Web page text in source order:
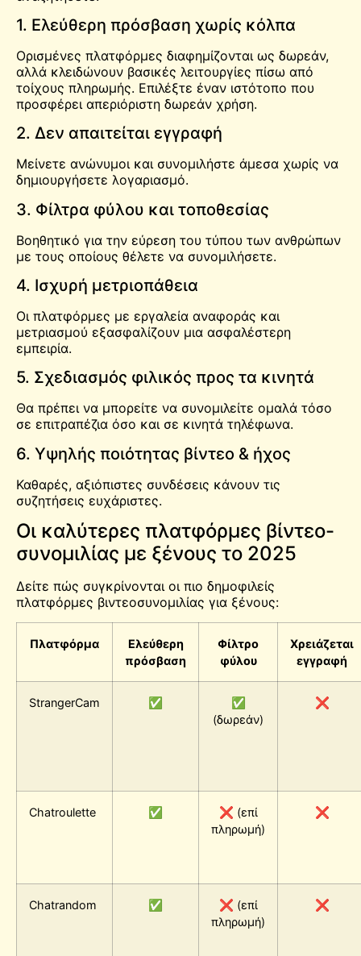
1. Ελεύθερη πρόσβαση χωρίς κόλπα
Ορισμένες πλατφόρμες διαφημίζονται ως δωρεάν,
αλλά κλειδώνουν βασικές λειτουργίες πίσω από
τοίχους πληρωμής. Επιλέξτε έναν ιστότοπο που
προσφέρει απεριόριστη δωρεάν χρήση.
2. Δεν απαιτείται εγγραφή
Μείνετε ανώνυμοι και συνομιλήστε άμεσα χωρίς να
δημιουργήσετε λογαριασμό.
3. Φίλτρα φύλου και τοποθεσίας
Βοηθητικό για την εύρεση του τύπου των ανθρώπων
με τους οποίους θέλετε να συνομιλήσετε.
4. Ισχυρή μετριοπάθεια
Οι πλατφόρμες με εργαλεία αναφοράς και
μετριασμού εξασφαλίζουν μια ασφαλέστερη
εμπειρία.
5. Σχεδιασμός φιλικός προς τα κινητά
Θα πρέπει να μπορείτε να συνομιλείτε ομαλά τόσο
σε επιτραπέζια όσο και σε κινητά τηλέφωνα.
6. Υψηλής ποιότητας βίντεο & ήχος
Καθαρές, αξιόπιστες συνδέσεις κάνουν τις
συζητήσεις ευχάριστες.
Οι καλύτερες πλατφόρμες βίντεο-
συνομιλίας με ξένους το 2025
Δείτε πώς συγκρίνονται οι πιο δημοφιλείς
πλατφόρμες βιντεοσυνομιλίας για ξένους:
Πλατφόρμα
Ελεύθερη
πρόσβαση
Φίλτρο
φύλου
Χρειάζεται
εγγραφή
StrangerCam ✅
✅
(δωρεάν)
❌
Chatroulette ✅
❌ (επί
πληρωμή)
❌
Chatrandom ✅
❌ (επί
πληρωμή)
❌